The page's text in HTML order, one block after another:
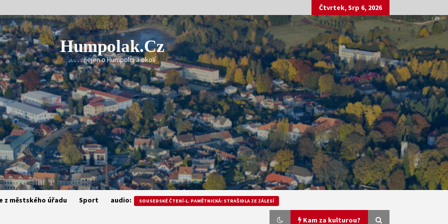
Čtvrtek, Srp 6, 2026
Humpolak.cz
. . . . . nejen o Humpolci a okolí
z městského úřadu Sport audio: SOUSEDSKÉ ČTENÍ-L. PAMĚTNICKÁ: STRAŠIDLA ZE ZÁLESÍ
Kam za kulturou?